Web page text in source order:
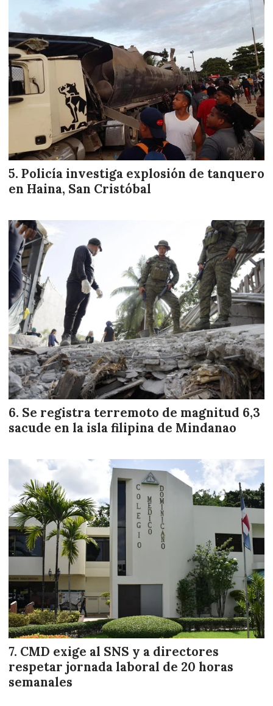
Policía investiga explosión de tanquero
en Haina, San Cristóbal
Se registra terremoto de magnitud 6,3
sacude en la isla filipina de Mindanao
CMD exige al SNS y a directores
respetar jornada laboral de 20 horas
semanales